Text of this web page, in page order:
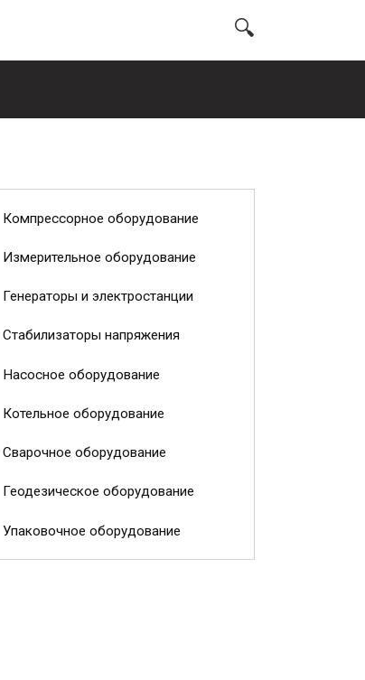
Компрессорное оборудование
Измерительное оборудование
Генераторы и электростанции
Стабилизаторы напряжения
Насосное оборудование
Котельное оборудование
Сварочное оборудование
Геодезическое оборудование
Упаковочное оборудование